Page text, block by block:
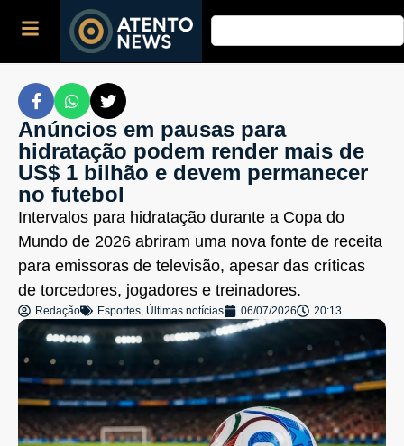
Anúncios em pausas para
hidratação podem render mais de
US$ 1 bilhão e devem permanecer
no futebol
Intervalos para hidratação durante a Copa do
Mundo de 2026 abriram uma nova fonte de receita
para emissoras de televisão, apesar das críticas
de torcedores, jogadores e treinadores.
Redação Esportes, Últimas notícias 06/07/2026 20:13